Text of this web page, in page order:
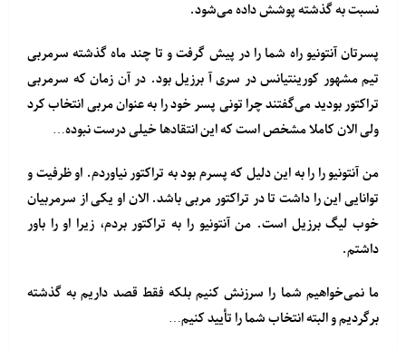
نسبت به گذشته پوشش داده می‌شود.
پسرتان آنتونیو راه شما را در پیش گرفت و تا چند ماه گذشته سرمربی
تیم مشهور کورینتیانس در سری آ برزیل بود. در آن زمان که سرمربی
تراکتور بودید می‌گفتند چرا تونی پسر خود را به عنوان مربی انتخاب کرد
ولی الان کاملا مشخص است که این انتقادها خیلی درست نبوده…
من آنتونیو را را به این دلیل که پسرم بود به تراکتور نیاوردم. او ظرفیت و
توانایی این را داشت تا در تراکتور مربی باشد. الان او یکی از سرمربیان
خوب لیگ برزیل است. من آنتونیو را به تراکتور بردم، زیرا او را باور
داشتم.
ما نمی‌خواهیم شما را سرزنش کنیم بلکه فقط قصد داریم به گذشته
برگردیم و البته انتخاب شما را تأیید کنیم…